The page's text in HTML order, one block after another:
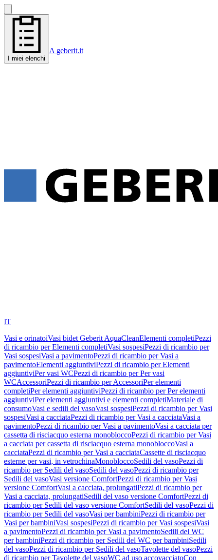
I miei elenchi
A geberit.it
IT
Vasi e orinatoiVasi bidet Geberit AquaCleanElementi completiPezzi
di ricambio per Elementi completiVasi sospesiPezzi di ricambio per
Vasi sospesiVasi a pavimentoPezzi di ricambio per Vasi a
pavimentoElementi aggiuntiviPezzi di ricambio per Elementi
aggiuntiviPer vasi WCPezzi di ricambio per Per vasi
WCAccessoriPezzi di ricambio per AccessoriPer elementi
completiPer elementi aggiuntiviPezzi di ricambio per Per elementi
aggiuntiviPer elementi aggiuntivi e elementi completiMateriale di
consumoVasi e sedili del vasoVasi sospesiPezzi di ricambio per Vasi
sospesiVasi a cacciataPezzi di ricambio per Vasi a cacciataVasi a
pavimentoPezzi di ricambio per Vasi a pavimentoVasi a cacciata per
cassetta di risciacquo esterna monobloccoPezzi di ricambio per Vasi
a cacciata per cassetta di risciacquo esterna monobloccoVasi a
cacciataPezzi di ricambio per Vasi a cacciataCassette di risciacquo
esterne per vasi, in vetrochinaMonobloccoSedili del vasoPezzi di
ricambio per Sedili del vasoSedili del vasoPezzi di ricambio per
Sedili del vasoVasi versione ComfortPezzi di ricambio per Vasi
versione ComfortVasi a cacciata, prolungatiPezzi di ricambio per
Vasi a cacciata, prolungatiSedili del vaso versione ComfortPezzi di
ricambio per Sedili del vaso versione ComfortSedili del vasoPezzi di
ricambio per Sedili del vasoVasi per bambiniPezzi di ricambio per
Vasi per bambiniVasi sospesiPezzi di ricambio per Vasi sospesiVasi
a pavimentoPezzi di ricambio per Vasi a pavimentoSedili del WC
per bambiniPezzi di ricambio per Sedili del WC per bambiniSedili
del vasoPezzi di ricambio per Sedili del vasoTavolette del vasoPezzi
di ricambio per Tavolette del vasoWC ad uso accovacciatoCon